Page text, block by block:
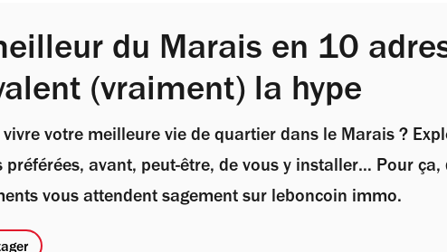
du Marais en 10
(vraiment) la hype
vivre votre meilleure vie de quartier dans le Marais ?
préférées, avant, peut-être, de vous y installer… Pour ça,
vous attendent sagement sur leboncoin immo.